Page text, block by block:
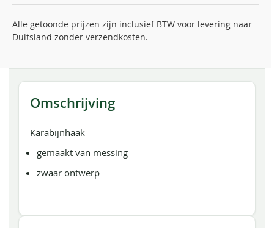
Alle getoonde prijzen zijn inclusief BTW voor levering naar
Duitsland zonder verzendkosten.
Omschrijving
Karabijnhaak
gemaakt van messing
zwaar ontwerp